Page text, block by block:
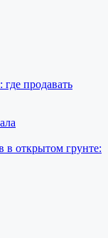
продавать
в открытом грунте: